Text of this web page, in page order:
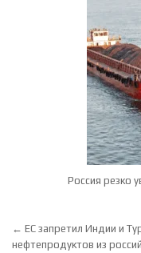
Россия резко
Навигация
← ЕС запретил Индии и
нефтепродуктов из